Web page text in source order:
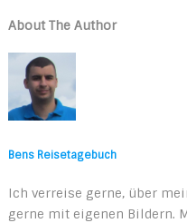
About The Author
Bens Reisetagebuch
Ich verreise gerne, über
gerne mit eigenen Bildern.